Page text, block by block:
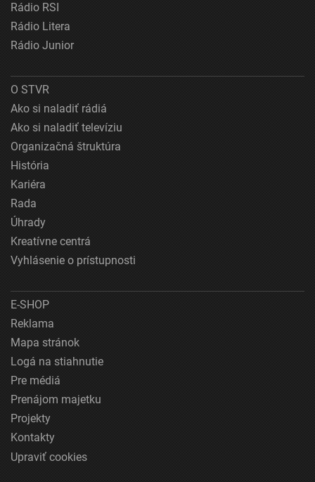
Rádio RSI
Rádio Litera
Rádio Junior
O STVR
Ako si naladiť rádiá
Ako si naladiť televíziu
Organizačná štruktúra
História
Kariéra
Rada
Úhrady
Kreatívne centrá
Vyhlásenie o prístupnosti
E-SHOP
Reklama
Mapa stránok
Logá na stiahnutie
Pre médiá
Prenájom majetku
Projekty
Kontakty
Upraviť cookies